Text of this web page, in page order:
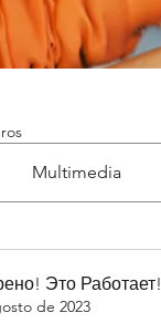
Multimedia
Это Работает!
de 2023